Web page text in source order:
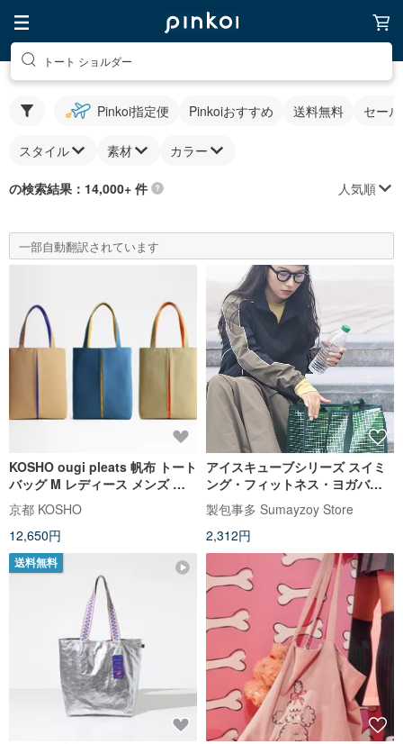
トート ショルダー
Pinkoi指定便 Pinkoiおすすめ 送料無料 セー
スタイル 素材 カラー
の検索結果：14,000+ 件 人気順
一部自動翻訳されています
KOSHO ougi pleats 帆布 トート
バッグ M レディース メンズ キ
ャンバス 日本製 京都 肩掛 軽量
通勤 裏地付き ホック付き
京都 KOSHO
12,650円
アイスキューブシリーズ スイミ
ング・フィットネス・ヨガバッ
グ 大容量メッシュ防水ビーチト
ートバッグ ジェリーグリーン
製包事多 Sumayzoy Store
2,312円
送料無料